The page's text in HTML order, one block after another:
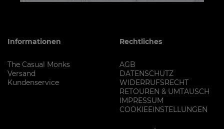
Informationen
The Casual Monks
Versand
Kundenservice
Rechtliches
AGB
DATENSCHUTZ
WIDERRUFSRECHT
RETOUREN & UMTAUSCH
IMPRESSUM
COOKIEEINSTELLUNGEN